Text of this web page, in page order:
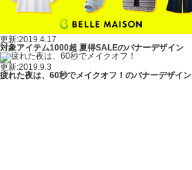
更新:2019.4.17
対象アイテム1000超 夏得SALEのバナーデザイン
更新:2019.9.3
疲れた夜は、60秒でメイクオフ！のバナーデザイン